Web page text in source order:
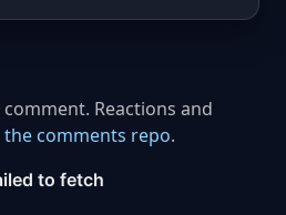
Reactions and
the comments repo.